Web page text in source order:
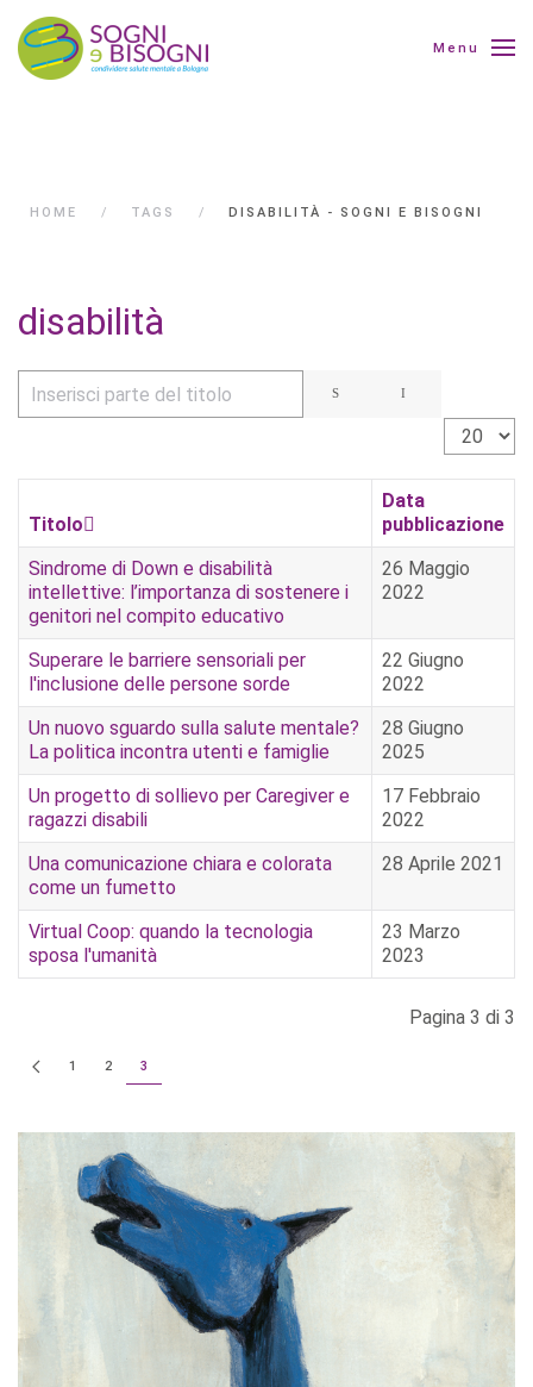
Menu
HOME TAGS DISABILITÀ - SOGNI E BISOGNI
disabilità
Inserisci parte del titolo
Visualizza
Titolo
Data
pubblicazione
Sindrome di Down e disabilità
intellettive: l’importanza di sostenere i
genitori nel compito educativo
26 Maggio
2022
Superare le barriere sensoriali per
l'inclusione delle persone sorde
22 Giugno
2022
Un nuovo sguardo sulla salute mentale?
La politica incontra utenti e famiglie
28 Giugno
2025
Un progetto di sollievo per Caregiver e
ragazzi disabili
17 Febbraio
2022
Una comunicazione chiara e colorata
come un fumetto
28 Aprile 2021
Virtual Coop: quando la tecnologia
sposa l'umanità
23 Marzo
2023
Pagina 3 di 3
1 2 3